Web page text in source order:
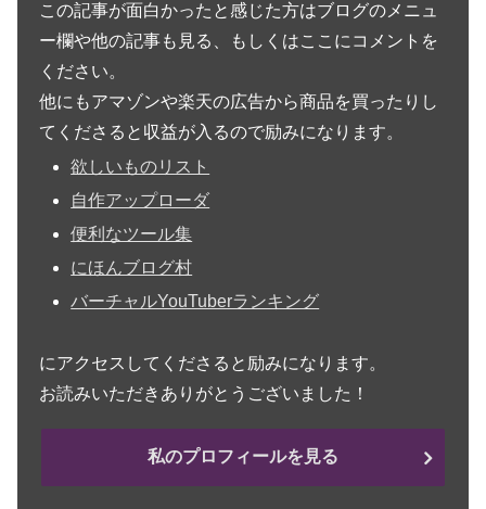
この記事が面白かったと感じた方はブログのメニュ
ー欄や他の記事も見る、もしくはここにコメントを
ください。
他にもアマゾンや楽天の広告から商品を買ったりし
てくださると収益が入るので励みになります。
欲しいものリスト
自作アップローダ
便利なツール集
にほんブログ村
バーチャルYouTuberランキング
にアクセスしてくださると励みになります。
お読みいただきありがとうございました！
私のプロフィールを見る